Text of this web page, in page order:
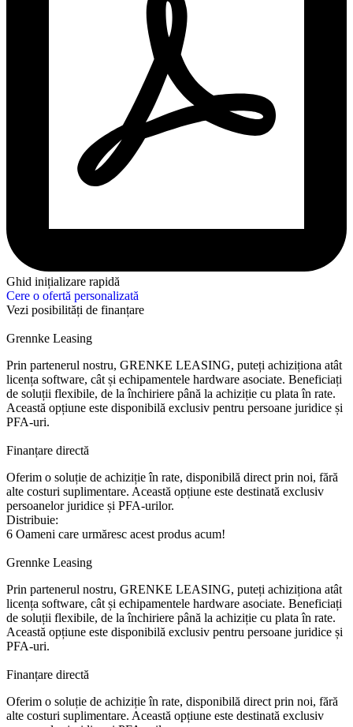
Ghid inițializare rapidă
Cere o ofertă personalizată
Vezi posibilități de finanțare
Grennke Leasing
Prin partenerul nostru, GRENKE LEASING, puteți achiziționa atât
licența software, cât și echipamentele hardware asociate. Beneficiați
de soluții flexibile, de la închiriere până la achiziție cu plata în rate.
Această opțiune este disponibilă exclusiv pentru persoane juridice și
PFA-uri.
Finanțare directă
Oferim o soluție de achiziție în rate, disponibilă direct prin noi, fără
alte costuri suplimentare. Această opțiune este destinată exclusiv
persoanelor juridice și PFA-urilor.
Distribuie:
6 Oameni care urmăresc acest produs acum!
Grennke Leasing
Prin partenerul nostru, GRENKE LEASING, puteți achiziționa atât
licența software, cât și echipamentele hardware asociate. Beneficiați
de soluții flexibile, de la închiriere până la achiziție cu plata în rate.
Această opțiune este disponibilă exclusiv pentru persoane juridice și
PFA-uri.
Finanțare directă
Oferim o soluție de achiziție în rate, disponibilă direct prin noi, fără
alte costuri suplimentare. Această opțiune este destinată exclusiv